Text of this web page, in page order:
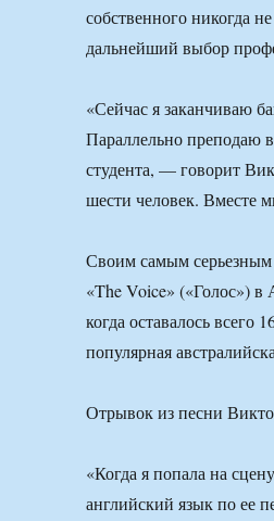
собственного никогда
дальнейший выбор
«Сейчас я заканчиваю
Параллельно преподаю
студента, — говорит
шести человек. Вместе
Своим самым серьезным
«The Voice» («Голос») в
когда оставалось
популярная
Отрывок из песни
«Когда я попала на
английский язык по ее